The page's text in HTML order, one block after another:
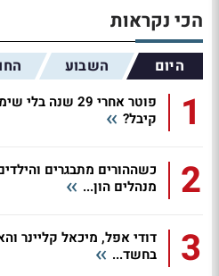
הכי נקראות
היום השבוע
1
קיבל?
2
כשההורים מתבגרים
מנהלים הון...
3
דודי אפל, מיכאל קליינר
בחשד...